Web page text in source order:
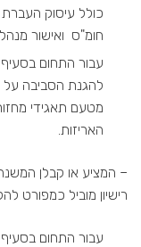
כולל עיסוק
חומ"ס ואישור
להגנת הסביבה על
מטעם תאגידי
האריזות.
– המציע או קבלן
רישיון מוביל כמפורט
עבור התחום בסעיף 2.1.1 למסמכי המכרז – רישיון מוביל סוג ו';